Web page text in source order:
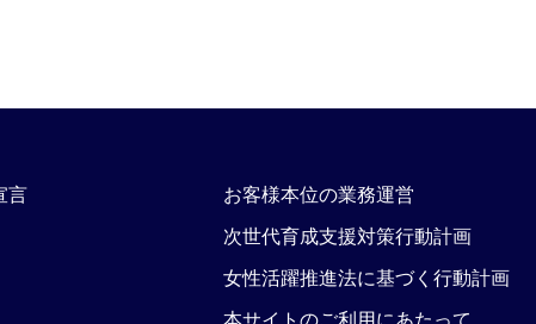
言 お客様本位の業務運営
次世代育成支援対策行動計画
女性活躍推進法に基づく行動計画
本サイトのご利用にあたって